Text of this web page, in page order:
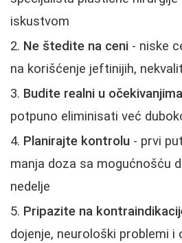
iskustvom
Ne štedite na ceni - niske
na korišćenje jeftinijih,
Budite realni u očekivanjima
potpuno eliminisati već
Planirajte kontrolu - prvi
manja doza sa mogućnošću
nedelje
Pripazite na
dojenje, neurološki problemi i